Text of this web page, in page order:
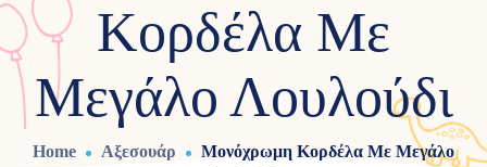
Κορδέλα Με
Μεγάλο Λουλούδι
Home Αξεσουάρ
Μονόχρωμη Κορδέλα Με Μεγάλο